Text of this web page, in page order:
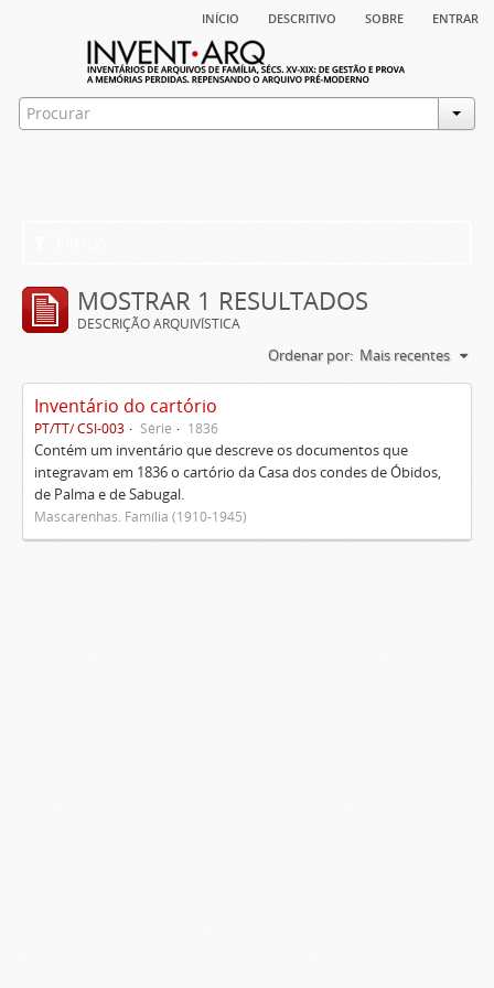
início descritivo sobre entrar
MOSTRAR 1 RESULTADOS
DESCRIÇÃO ARQUIVÍSTICA
Ordenar por: Mais recentes
Inventário do cartório
PT/TT/ CSI-003 Série 1836
Contém um inventário que descreve os documentos que
integravam em 1836 o cartório da Casa dos condes de Óbidos,
de Palma e de Sabugal.
Mascarenhas. Família (1910-1945)